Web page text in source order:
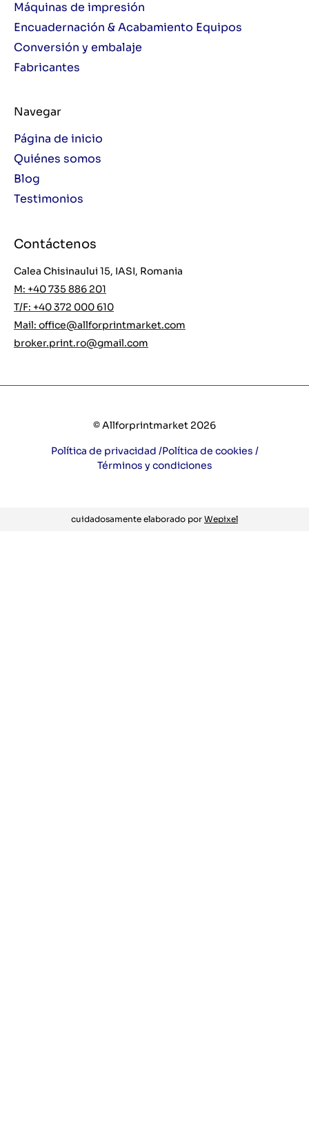
Máquinas de impresión
Encuadernación & Acabamiento Equipos
Conversión y embalaje
Fabricantes
Navegar
Página de inicio
Quiénes somos
Blog
Testimonios
Contáctenos
Calea Chisinaului 15, IASI, Romania
M: +40 735 886 201
T/F: +40 372 000 610
Mail: office@allforprintmarket.com
broker.print.ro@gmail.com
© Allforprintmarket 2026
Política de privacidad /Política de cookies /
Términos y condiciones
cuidadosamente elaborado por Wepixel